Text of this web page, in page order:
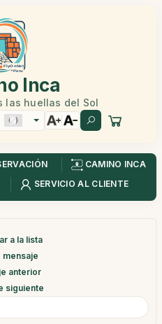
Inca
las huellas del Sol
CAMINO INCA
SERVICIO AL CLIENTE
a la lista
mensaje
anterior
siguiente